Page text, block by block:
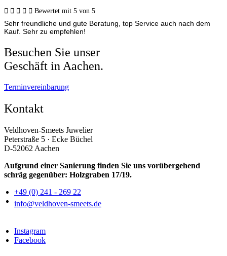
     Bewertet mit 5 von 5
Sehr freundliche und gute Beratung, top Service auch nach dem
Kauf. Sehr zu empfehlen!
Besuchen Sie unser
Geschäft in Aachen.
Terminvereinbarung
Kontakt
Veldhoven-Smeets Juwelier
Peterstraße 5 · Ecke Büchel
D-52062 Aachen
Aufgrund einer Sanierung finden Sie uns vorübergehend
schräg gegenüber: Holzgraben 17/19.
+49 (0) 241 - 269 22
info@veldhoven-smeets.de
Instagram
Facebook